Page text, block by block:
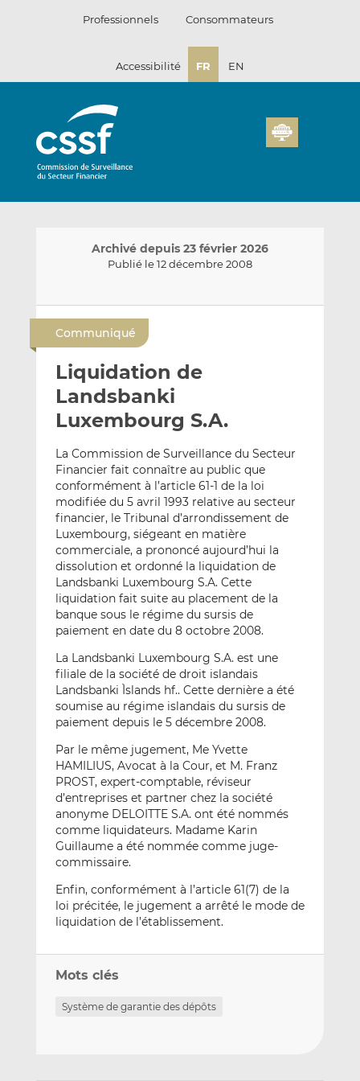
Professionnels Consommateurs
Accessibilité FR EN
Archivé depuis 23 février 2026
Publié le 12 décembre 2008
y
e
r
p
e
m
a
i
l
a
r
r
L
i
n
k
e
d
I
n
a
r
r
F
a
c
e
b
o
o
k
Communiqué
Liquidation de
Landsbanki
Luxembourg S.A.
La Commission de Surveillance du Secteur
Financier fait connaître au public que
conformément à l’article 61-1 de la loi
modifiée du 5 avril 1993 relative au secteur
financier, le Tribunal d’arrondissement de
Luxembourg, siégeant en matière
commerciale, a prononcé aujourd’hui la
dissolution et ordonné la liquidation de
Landsbanki Luxembourg S.A. Cette
liquidation fait suite au placement de la
banque sous le régime du sursis de
paiement en date du 8 octobre 2008.
La Landsbanki Luxembourg S.A. est une
filiale de la société de droit islandais
Landsbanki Ìslands hf.. Cette dernière a été
soumise au régime islandais du sursis de
paiement depuis le 5 décembre 2008.
Par le même jugement, Me Yvette
HAMILIUS, Avocat à la Cour, et M. Franz
PROST, expert-comptable, réviseur
d’entreprises et partner chez la société
anonyme DELOITTE S.A. ont été nommés
comme liquidateurs. Madame Karin
Guillaume a été nommée comme juge-
commissaire.
Enfin, conformément à l’article 61(7) de la
loi précitée, le jugement a arrêté le mode de
liquidation de l’établissement.
Mots clés
Système de garantie des dépôts